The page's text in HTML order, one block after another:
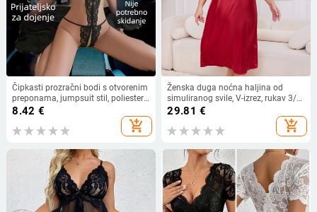
Čipkasti prozračni bodi s otvorenim
preponama, jumpsuit stil, poliester
tkanina
8.42 €
add_shopping_cart
Ženska duga noćna haljina od
simuliranog svile, V-izrez, rukav 3/4,
ultra-tanki poliester materijal
29.81 €
add_shopping_cart